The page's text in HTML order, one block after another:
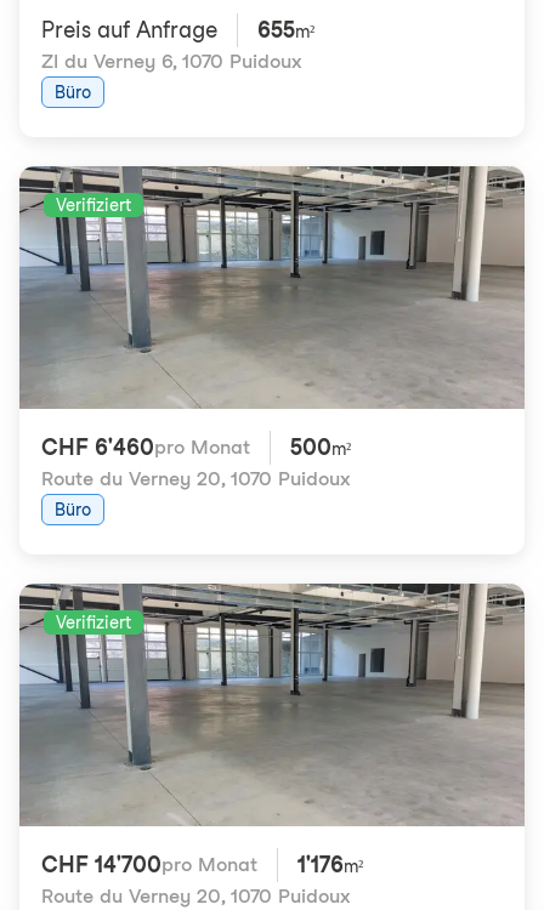
Preis auf Anfrage 655m²
ZI du Verney 6, 1070 Puidoux
Büro
Verifiziert
CHF 6'460pro Monat 500m²
Route du Verney 20, 1070 Puidoux
Büro
Verifiziert
CHF 14'700pro Monat 1'176m²
Route du Verney 20, 1070 Puidoux